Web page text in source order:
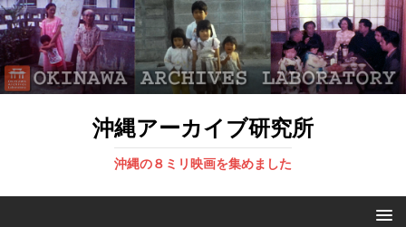
沖縄アーカイブ研究所
沖縄の８ミリ映画を集めました